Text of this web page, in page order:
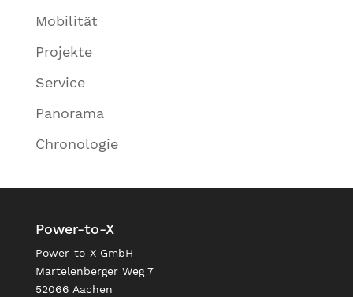
Mobilität
Projekte
Service
Panorama
Chronologie
Power-to-X
Power-to-X GmbH
Martelenberger Weg 7
52066 Aachen